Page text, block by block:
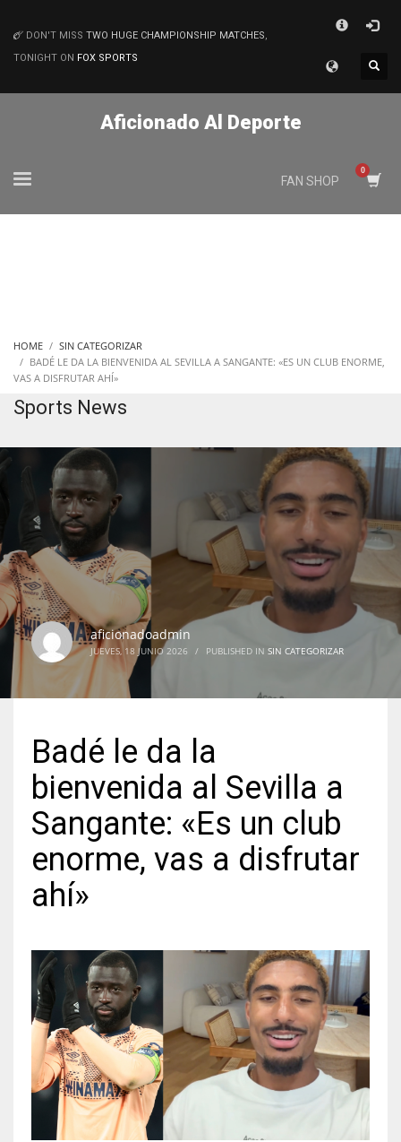
MATCHES
NYJ
ATL
24
IND
34
MIN
DON'T MISS TWO HUGE CHAMPIONSHIP MATCHES,
TONIGHT ON FOX SPORTS
Aficionado Al Deporte
FAN SHOP
HOME
SIN CATEGORIZAR
BADÉ LE DA LA BIENVENIDA AL SEVILLA A SANGANTE: «ES UN CLUB ENORME,
VAS A DISFRUTAR AHÍ»
Sports News
aficionadoadmin
JUEVES, 18 JUNIO 2026 / PUBLISHED IN SIN CATEGORIZAR
Badé le da la
bienvenida al Sevilla a
Sangante: «Es un club
enorme, vas a disfrutar
ahí»